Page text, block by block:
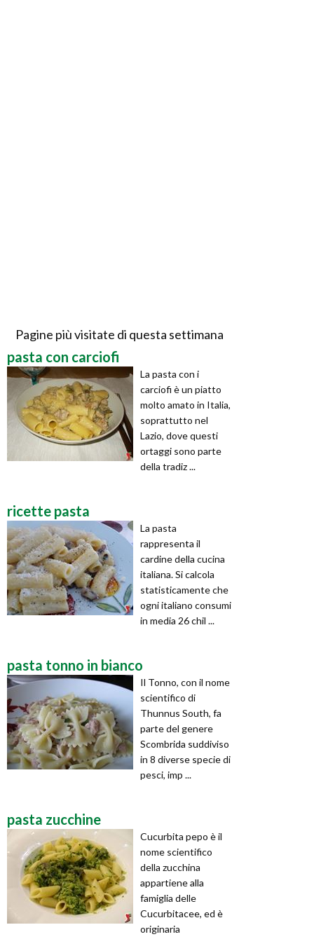
Pagine più visitate di questa settimana
pasta con carciofi
La pasta con i
carciofi è un piatto
molto amato in Italia,
soprattutto nel
Lazio, dove questi
ortaggi sono parte
della tradiz ...
ricette pasta
La pasta
rappresenta il
cardine della cucina
italiana. Si calcola
statisticamente che
ogni italiano consumi
in media 26 chil ...
pasta tonno in bianco
Il Tonno, con il nome
scientifico di
Thunnus South, fa
parte del genere
Scombrida suddiviso
in 8 diverse specie di
pesci, imp ...
pasta zucchine
Cucurbita pepo è il
nome scientifico
della zucchina
appartiene alla
famiglia delle
Cucurbitacee, ed è
originaria